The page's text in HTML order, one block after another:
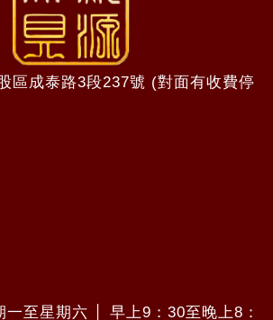
區成泰路3段237號 (對面有收費停
至星期六 │ 早上9：30至晚上8：